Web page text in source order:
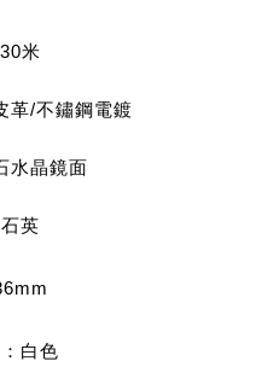
米
革/不鏽鋼電鍍
水晶鏡面
英
白色